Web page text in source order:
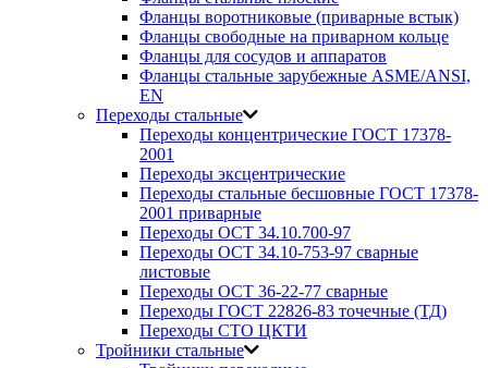
Фланцы воротниковые (приварные встык)
Фланцы свободные на приварном кольце
Фланцы для сосудов и аппаратов
Фланцы стальные зарубежные ASME/ANSI,
EN
Переходы стальные
Переходы концентрические ГОСТ 17378-
2001
Переходы эксцентрические
Переходы стальные бесшовные ГОСТ 17378-
2001 приварные
Переходы ОСТ 34.10.700-97
Переходы ОСТ 34.10-753-97 сварные
листовые
Переходы ОСТ 36-22-77 сварные
Переходы ГОСТ 22826-83 точечные (ТД)
Переходы СТО ЦКТИ
Тройники стальные